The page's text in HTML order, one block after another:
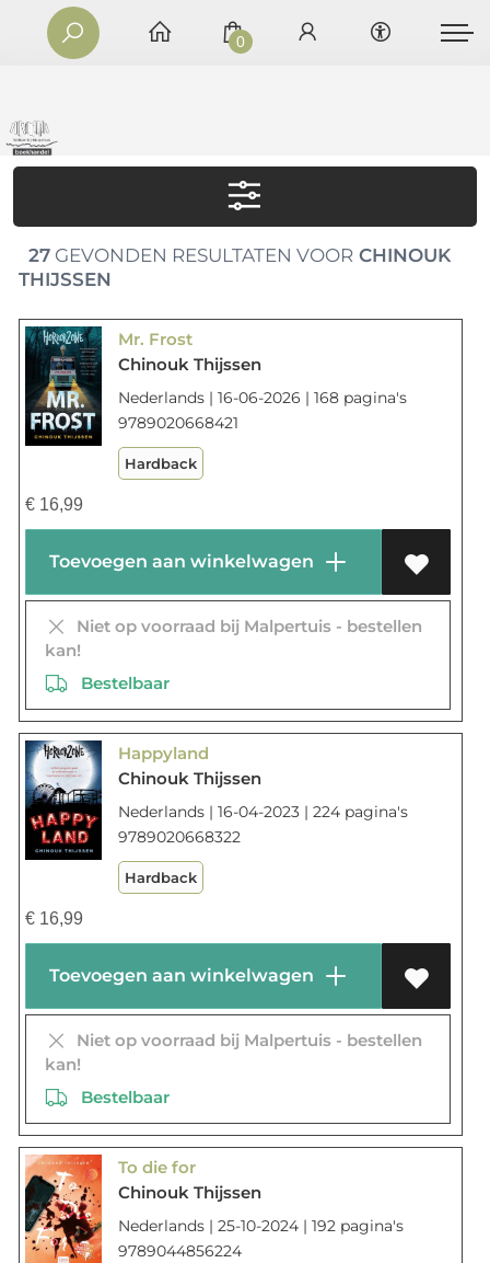
0
27GEVONDEN RESULTATEN VOORCHINOUK
THIJSSEN
Mr. Frost
Chinouk Thijssen
Nederlands | 16-06-2026 | 168 pagina's
9789020668421
Hardback
€16,99
Toevoegen aan winkelwagen
Niet op voorraad bij Malpertuis - bestellen
kan!
Bestelbaar
Happyland
Chinouk Thijssen
Nederlands | 16-04-2023 | 224 pagina's
9789020668322
Hardback
€16,99
Toevoegen aan winkelwagen
Niet op voorraad bij Malpertuis - bestellen
kan!
Bestelbaar
To die for
Chinouk Thijssen
Nederlands | 25-10-2024 | 192 pagina's
9789044856224